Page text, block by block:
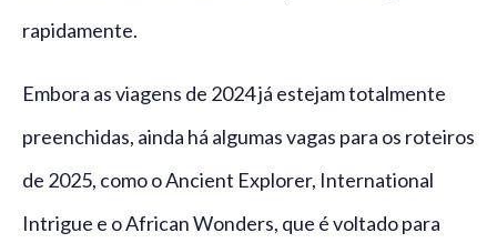
rapidamente.
Embora as viagens de 2024 já estejam totalmente
preenchidas, ainda há algumas vagas para os roteiros
de 2025, como o Ancient Explorer, International
Intrigue e o African Wonders, que é voltado para